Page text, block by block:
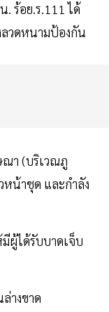
. ร้อย.ร.111 ได้
ลวดหนามป้องกัน
ณา (บริเวณภู
หน้าชุด และกำลัง
ผู้ได้รับบาดเจ็บ
างขาด